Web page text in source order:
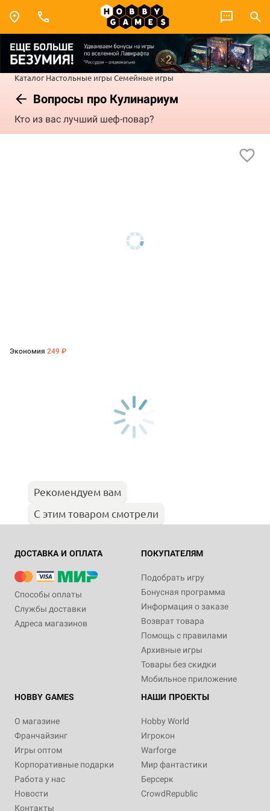
Каталог Настольные игры Семейные игры
Вопросы про Кулинариум
Кто из вас лучший шеф-повар?
Экономия 249 ₽
Рекомендуем вам
С этим товаром смотрели
ДОСТАВКА И ОПЛАТА
Способы оплаты
Службы доставки
Адреса магазинов
ПОКУПАТЕЛЯМ
Подобрать игру
Бонусная программа
Информация о заказе
Возврат товара
Помощь с правилами
Архивные игры
Товары без скидки
Мобильное приложение
HOBBY GAMES
О магазине
Франчайзинг
Игры оптом
Корпоративные подарки
Работа у нас
Новости
Контакты
НАШИ ПРОЕКТЫ
Hobby World
Игрокон
Warforge
Мир фантастики
Берсерк
CrowdRepublic